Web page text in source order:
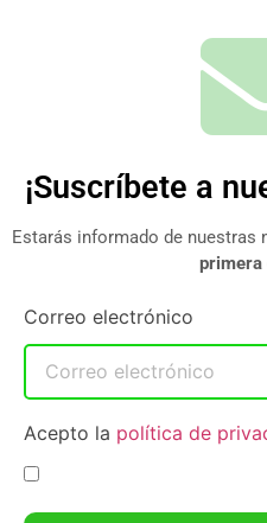
¡Suscríbete a
Estarás informado de nuestras
primera
Correo electrónico
Acepto la política de